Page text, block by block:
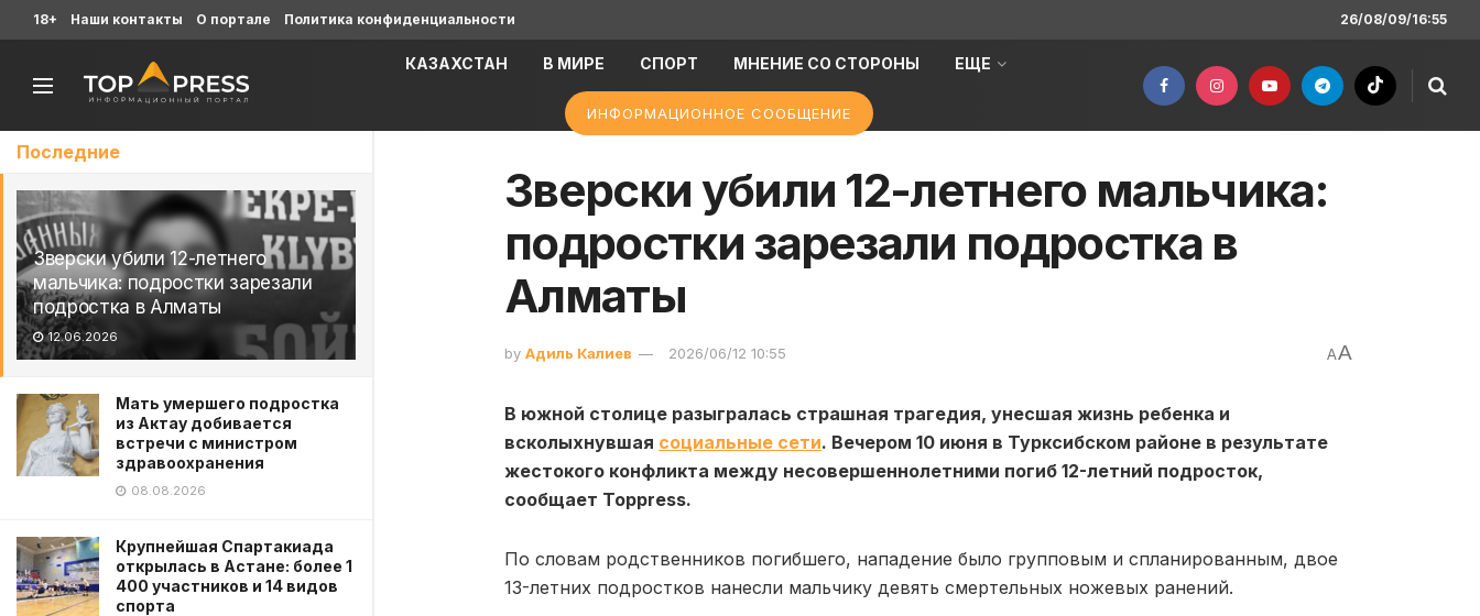
Последние
Зверски убили 12-летнего
мальчика: подростки зарезали
подростка в Алматы
12.06.2026
Мать умершего подростка
из Актау добивается
встречи с министром
здравоохранения
08.08.2026
Крупнейшая Спартакиада
открылась в Астане: более 1
400 участников и 14 видов
спорта
18+ Наши контакты О портале Политика конфиденциальности 26/08/09/16:55
КАЗАХСТАН В МИРЕ СПОРТ МНЕНИЕ СО СТОРОНЫ ЕЩЕ
ИНФОРМАЦИОННОЕ СООБЩЕНИЕ
Зверски убили 12-летнего мальчика:
подростки зарезали подростка в
Алматы
by Адиль Калиев 2026/06/12 10:55 AA
В южной столице разыгралась страшная трагедия, унесшая жизнь ребенка и
всколыхнувшая социальные сети. Вечером 10 июня в Турксибском районе в результате
жестокого конфликта между несовершеннолетними погиб 12-летний подросток,
сообщает Toppress.
По словам родственников погибшего, нападение было групповым и спланированным, двое
13-летних подростков нанесли мальчику девять смертельных ножевых ранений.